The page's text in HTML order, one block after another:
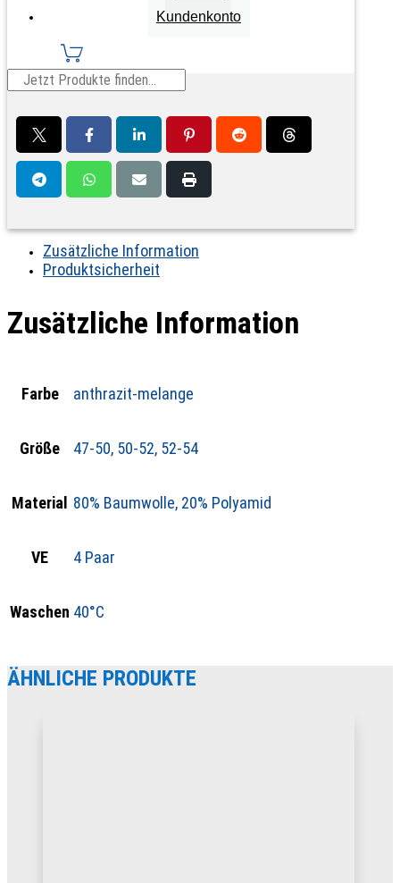
Kundenkonto
weicher Vollfrotteefuß
Teilen auf
Zusätzliche Information
Produktsicherheit
Zusätzliche Information
Farbe anthrazit-melange
Größe 47-50, 50-52, 52-54
Material 80% Baumwolle, 20% Polyamid
VE 4 Paar
Waschen 40°C
ÄHNLICHE PRODUKTE